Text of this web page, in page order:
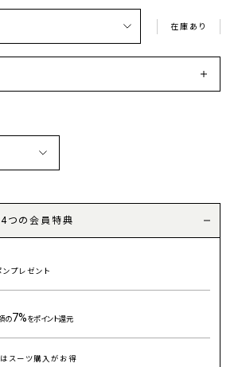
在庫あり
4つの会員特典
ンプレゼント
の7%をポイント還元
スーツ購入がお得